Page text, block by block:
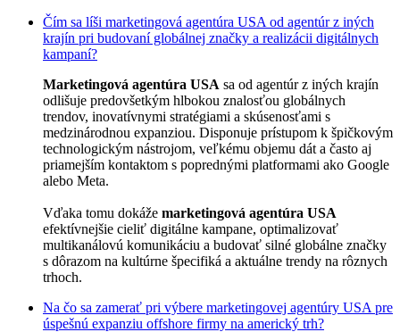
Čím sa líši marketingová agentúra USA od agentúr z iných
krajín pri budovaní globálnej značky a realizácii digitálnych
kampaní?
Marketingová agentúra USA sa od agentúr z iných krajín
odlišuje predovšetkým hlbokou znalosťou globálnych
trendov, inovatívnymi stratégiami a skúsenosťami s
medzinárodnou expanziou. Disponuje prístupom k špičkovým
technologickým nástrojom, veľkému objemu dát a často aj
priamejším kontaktom s poprednými platformami ako Google
alebo Meta.
Vďaka tomu dokáže marketingová agentúra USA
efektívnejšie cieliť digitálne kampane, optimalizovať
multikanálovú komunikáciu a budovať silné globálne značky
s dôrazom na kultúrne špecifiká a aktuálne trendy na rôznych
trhoch.
Na čo sa zamerať pri výbere marketingovej agentúry USA pre
úspešnú expanziu offshore firmy na americký trh?